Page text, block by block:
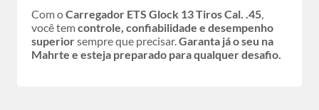
Com oCarregador ETS Glock 13 Tiros Cal. .45,
você temcontrole, confiabilidade e desempenho
superiorsempre que precisar.Garanta já o seu na
Mahrte e esteja preparado para qualquer desafio.